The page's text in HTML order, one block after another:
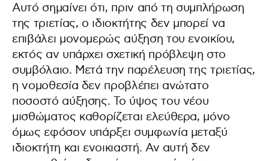
Αυτό σημαίνει ότι, πριν από τη συμπλήρωση
της τριετίας, ο ιδιοκτήτης δεν μπορεί να
επιβάλει μονομερώς αύξηση του ενοικίου,
εκτός αν υπάρχει σχετική πρόβλεψη στο
συμβόλαιο. Μετά την παρέλευση της τριετίας,
η νομοθεσία δεν προβλέπει ανώτατο
ποσοστό αύξησης. Το ύψος του νέου
μισθώματος καθορίζεται ελεύθερα, μόνο
όμως εφόσον υπάρξει συμφωνία μεταξύ
ιδιοκτήτη και ενοικιαστή. Αν αυτή δεν